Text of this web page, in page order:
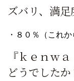
ズバリ、満
・８０％（これ
『ｋｅｎｗ
どうでしたか